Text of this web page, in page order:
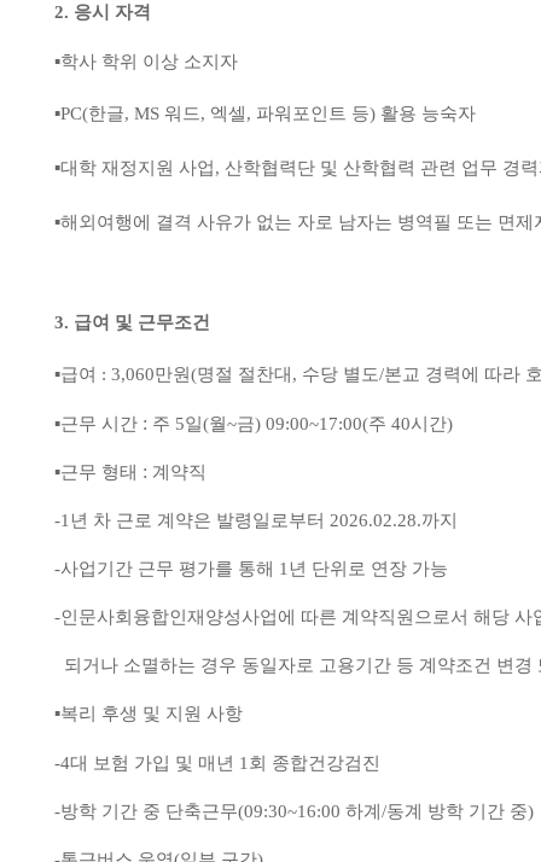
2. 응시 자격
▪학사 학위 이상 소지자
▪PC(한글, MS 워드, 엑셀, 파워포인트 등) 활용 능숙자
▪대학 재정지원 사업, 산학협력단 및 산학협력 관련 업무 경
▪해외여행에 결격 사유가 없는 자로 남자는 병역필 또는 면제
3. 급여 및 근무조건
▪급여 : 3,060만원(명절 절찬대 , 수당 별도/본교 경력에 따라
▪근무 시간 : 주 5일(월~금) 09:00~17:00(주 40시간)
▪근무 형태 : 계약직
-1 년 차 근로 계약은 발령일로부터 2026.02.28.까지
-사업기간 근무 평가를 통해 1 년 단위로 연장 가능
-인문사회융합인재양성사업에 따른 계약직원으로서 해당
되거나 소멸하는 경우 동일자로 고용기간 등 계약조건 변경
​▪복리 후생 및 지원 사항
-4대 보험 가입 및 매년 1 회 종합건강검진
-방학 기간 중 단축근무(09:30~16:00 하계 /동계 방학 기간 중)